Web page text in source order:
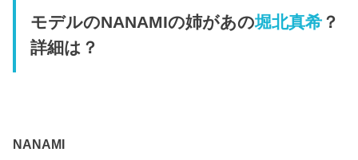
モデルのNANAMIの姉があの堀北真希？
詳細は？
NANAMI